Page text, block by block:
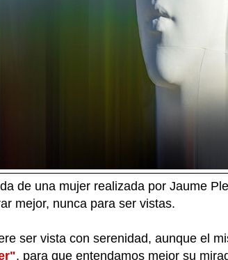
de una mujer realizada por Jaume
mejor, nunca para ser vistas.
ser vista con serenidad, aunque el
, para que entendamos mejor su